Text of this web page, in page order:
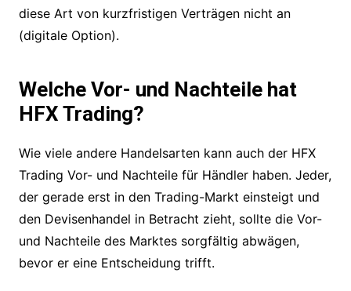
diese Art von kurzfristigen Verträgen nicht an
(digitale Option).
Welche Vor- und Nachteile hat
HFX Trading?
Wie viele andere Handelsarten kann auch der HFX
Trading Vor- und Nachteile für Händler haben. Jeder,
der gerade erst in den Trading-Markt einsteigt und
den Devisenhandel in Betracht zieht, sollte die Vor-
und Nachteile des Marktes sorgfältig abwägen,
bevor er eine Entscheidung trifft.